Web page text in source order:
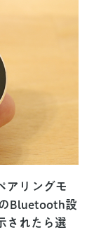
アリングモ
Bluetooth設
されたら選